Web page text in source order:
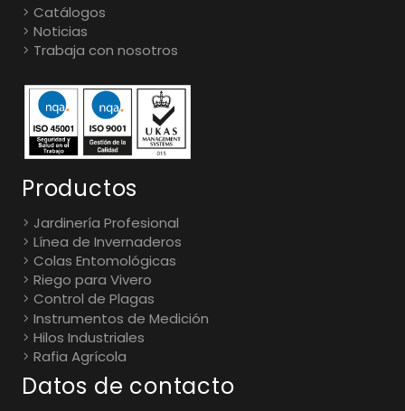
Catálogos
Noticias
Trabaja con nosotros
Productos
Jardinería Profesional
Línea de Invernaderos
Colas Entomológicas
Riego para Vivero
Control de Plagas
Instrumentos de Medición
Hilos Industriales
Rafia Agrícola
Datos de contacto